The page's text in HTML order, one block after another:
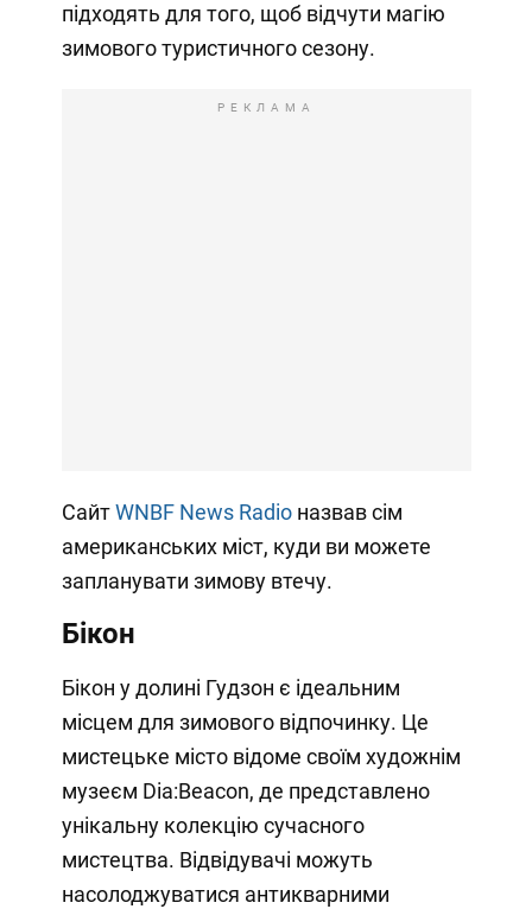
підходять для того, щоб відчути магію
зимового туристичного сезону.
РЕКЛАМА
СайтWNBF News Radioназвав сім
американських міст, куди ви можете
запланувати зимову втечу.
Бікон
Бікон у долині Гудзон є ідеальним
місцем для зимового відпочинку. Це
мистецьке місто відоме своїм художнім
музеєм Dia:Beacon, де представлено
унікальну колекцію сучасного
мистецтва. Відвідувачі можуть
насолоджуватися антикварними